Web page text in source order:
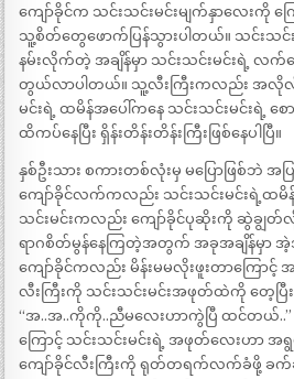
ကျော်ခိုင်က သင်းသင်းမင်းမျက်နှာလေးကို က
သူ့စိတ်တွေဖောက်ပြန်သွားပါတယ်။ သင်းသ
နမ်းလိုက်တဲ့ အချိန်မှာ သင်းသင်းမင်းရဲ့
တွယ်လာပါတယ်။ သူ့လီးကြီးကလည်း အလိုလိုမ
မင်းရဲ့ ထမိန်အပေါ်ကနေ သင်းသင်းမင်းရဲ့ စ
ထိကပ်နေပြီး ရှိန်းတိန်းတိန်းကြီးဖြစ်နေပါပြီ။
နှစ်ဦးသား စကားတစ်လုံးမှ မပြောဖြစ်ဘဲ အပ
ကျော်ခိုင်လက်ကလည်း သင်းသင်းမင်းရဲ့ထ
သင်းမင်းကလည်း ကျော်ခိုင်ပုဆိုးကို ဆွဲချွတ်
ရာဂစိတ်မွန်နေကြတဲ့အတွက် အခုအချိန်မှာ အဲ့ဒ
ကျော်ခိုင်ကလည်း မိန်းမမလိုးဖူးတာကြော
လီးကြီးကို သင်းသင်းမင်းအဖုတ်ထဲကို တေ့ပ
“အ..အ..ကိုကို..ညီမလေးဟာကွဲပြီ ထင်တယ်..”
ကြောင့် သင်းသင်းမင်းရဲ့ အဖုတ်လေးဟာ အ
ကျော်ခိုင်လီးကြီးကို ရုတ်တရက်လက်ခံဖို့ ခက်ခဲ